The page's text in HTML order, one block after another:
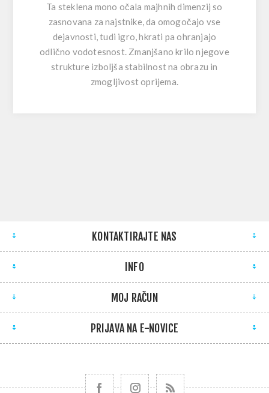
Ta steklena mono očala majhnih dimenzij so
zasnovana za najstnike, da omogočajo vse
dejavnosti, tudi igro, hkrati pa ohranjajo
odlično vodotesnost. Zmanjšano krilo njegove
strukture izboljša stabilnost na obrazu in
zmogljivost oprijema.
KONTAKTIRAJTE NAS
INFO
MOJ RAČUN
PRIJAVA NA E-NOVICE